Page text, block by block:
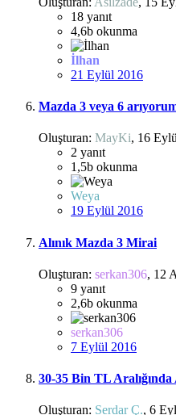
18 yanıt
4,6b okunma
İlhan
21 Eylül 2016
Mazda 3 veya 6
Oluşturan: MayKi, 16
2 yanıt
1,5b okunma
Weya
19 Eylül 2016
Alınık Mazda 3 Mirai
Oluşturan: serkan306, 12
9 yanıt
2,6b okunma
serkan306
7 Eylül 2016
30-35 Bin TL
Oluşturan: Serdar Ç., 6